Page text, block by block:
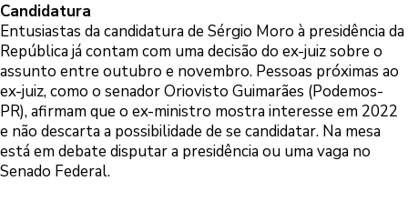
Candidatura
Entusiastas da candidatura de Sérgio Moro à presidência da
República já contam com uma decisão do ex-juiz sobre o
assunto entre outubro e novembro. Pessoas próximas ao
ex-juiz, como o senador Oriovisto Guimarães (Podemos-
PR), afirmam que o ex-ministro mostra interesse em 2022
e não descarta a possibilidade de se candidatar. Na mesa
está em debate disputar a presidência ou uma vaga no
Senado Federal.